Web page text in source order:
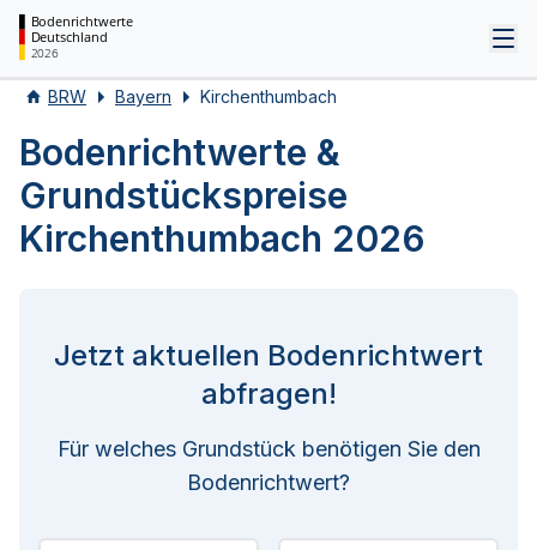
Bodenrichtwerte
Deutschland
2026
BRW Bayern Kirchenthumbach
Bodenrichtwerte &
Grundstückspreise
Kirchenthumbach 2026
Jetzt aktuellen Bodenrichtwert
abfragen!
Für welches Grundstück benötigen Sie den
Bodenrichtwert?